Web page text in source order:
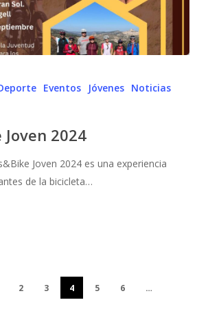
Eventos Jóvenes Noticias
Joven 2024
Joven 2024 es una experiencia
de la bicicleta…
2 3 4 5 6
…